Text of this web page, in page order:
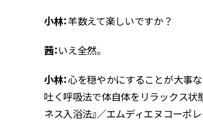
小林：羊数えて楽しいですか？
茜：いえ全然。
小林：心を穏やかにすることが大事な
吐く呼吸法で体自体をリラックス状
ネス入浴法』／エムディエヌコーポ